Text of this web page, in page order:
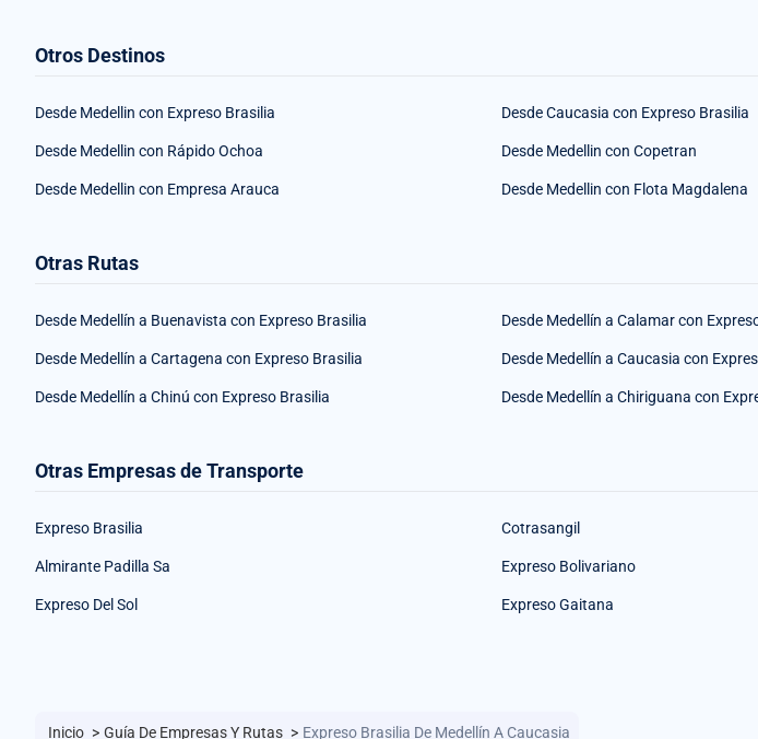
Otros Destinos
Desde Medellin con Expreso Brasilia Desde Caucasia con Expreso Brasilia
Desde Medellin con Rápido Ochoa Desde Medellin con Copetran
Desde Medellin con Empresa Arauca Desde Medellin con Flota Magdalena
Otras Rutas
Desde Medellín a Buenavista con Expreso Brasilia Desde Medellín a Calamar con
Desde Medellín a Cartagena con Expreso Brasilia Desde Medellín a Caucasia con
Desde Medellín a Chinú con Expreso Brasilia Desde Medellín a Chiriguana con
Otras Empresas de Transporte
Expreso Brasilia Cotrasangil
Almirante Padilla Sa Expreso Bolivariano
Expreso Del Sol Expreso Gaitana
Inicio > Guía De Empresas Y Rutas > Expreso Brasilia De Medellín A Caucasia